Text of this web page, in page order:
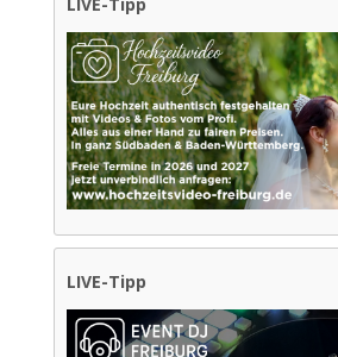
LIVE-Tipp